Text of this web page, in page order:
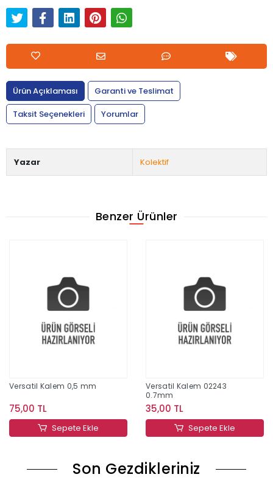
Ürün Açıklaması
Garanti ve Teslimat
Taksit Seçenekleri
Yorumlar
Yazar Kolektif
Benzer Ürünler
Versatil Kalem 0,5 mm
75,00 TL
Sepete Ekle
Versatil Kalem 02243
0.7mm
35,00 TL
Sepete Ekle
Son Gezdikleriniz